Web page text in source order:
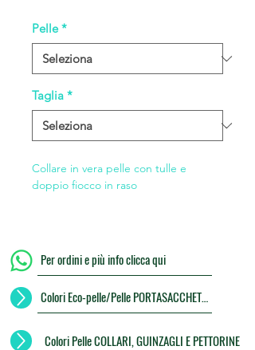
Pelle *
Taglia *
Collare in vera pelle con tulle e
doppio fiocco in raso
Per ordini e più info clicca qui
Colori Eco-pelle/Pelle PORTASACCHETTI
Colori Pelle COLLARI, GUINZAGLI E PETTORINE